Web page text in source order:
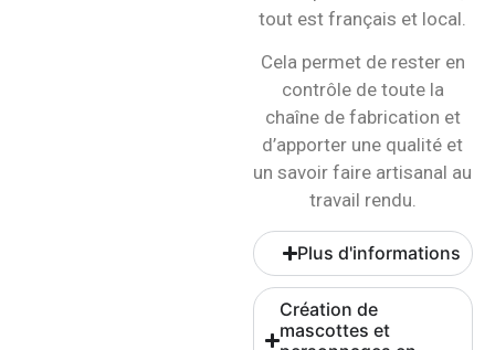
tout est français et local.
Cela permet de rester en
contrôle de toute la
chaîne de fabrication et
d’apporter une qualité et
un savoir faire artisanal au
travail rendu.
Plus d'informations
Création de
mascottes et